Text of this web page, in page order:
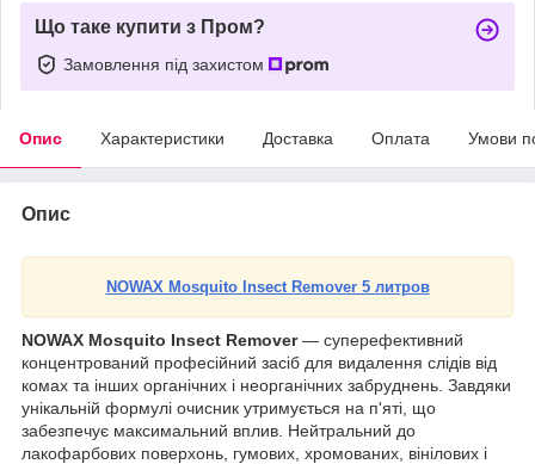
Що таке купити з Пром?
Замовлення під захистом
Опис Характеристики Доставка Оплата Умови
Опис
NOWAX Mosquito Insect Remover 5 литров
NOWAX Mosquito Insect Remover— суперефективний
концентрований професійний засіб для видалення слідів від
комах та інших органічних і неорганічних забруднень. Завдяки
унікальній формулі очисник утримується на п'яті, що
забезпечує максимальний вплив. Нейтральний до
лакофарбових поверхонь, гумових, хромованих, вінілових і